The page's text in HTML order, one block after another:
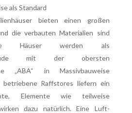
als Standard
bieten einen großen
die verbauten Materialien sind
Häuser werden als
mit der obersten
„ABA“ in Massivbauweise
betriebene Raffstores liefern ein
Elemente wie teilweise
dazu natürlich. Eine Luft-